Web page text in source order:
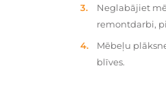
Neglabājiet
remontdarbi,
Mēbeļu
blīves.